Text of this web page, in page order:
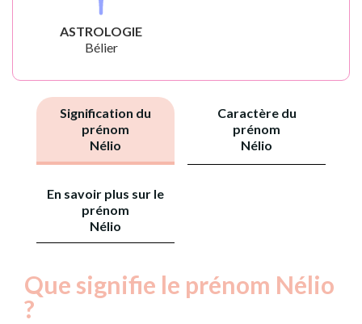
ASTROLOGIE
Bélier
Signification du
prénom
Nélio
Caractère du
prénom
Nélio
En savoir plus sur le
prénom
Nélio
Que signifie le prénom Nélio
?